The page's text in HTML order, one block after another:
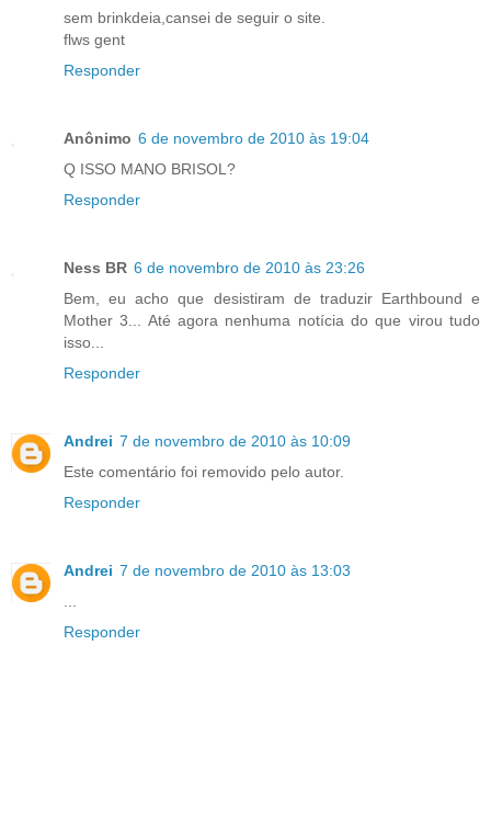
sem brinkdeia,cansei de seguir o site.
flws gent
Responder
Anônimo 6 de novembro de 2010 às 19:04
Q ISSO MANO BRISOL?
Responder
Ness BR 6 de novembro de 2010 às 23:26
Bem, eu acho que desistiram de traduzir Earthbound e
Mother 3... Até agora nenhuma notícia do que virou tudo
isso...
Responder
Andrei 7 de novembro de 2010 às 10:09
Este comentário foi removido pelo autor.
Responder
Andrei 7 de novembro de 2010 às 13:03
...
Responder